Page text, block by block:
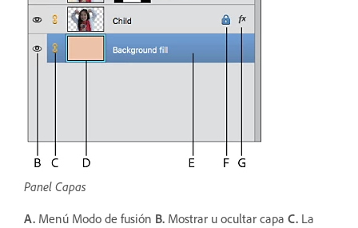
Panel Capas
A. Menú Modo de fusión B. Mostrar u ocultar capa C. La